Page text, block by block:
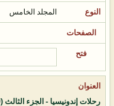
المجلد الخامس
رحلات إندونيسيا - الجزء الثالث (1419هـ - 1989م)